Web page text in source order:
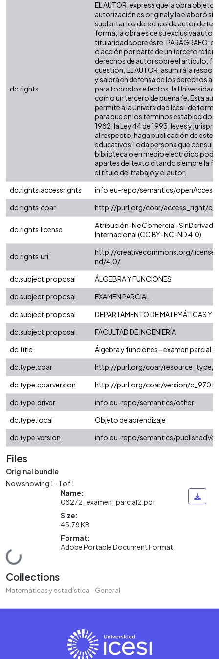
dc.rights
EL AUTOR, expresa que la obra objeto
autorización es original y la elaboró
suplantar los derechos de autor de
forma, la obra es de su exclusiva
titularidad sobre éste. PARÁGRAFO:
o acción por parte de un tercero
derechos de autor sobre el artículo,
cuestión, EL AUTOR, asumirá la
y saldrá en defensa de los derechos
para todos los efectos, la Universidad
como un tercero de buena fe. Esta
permite a la Universidad Icesi, de
para que en los términos establecidos
1982, la Ley 44 de 1993, leyes y
al respecto, haga publicación de este
educativos Toda persona que consulte
biblioteca o en medio electróico
apartes del texto citando siempre la
el título del trabajo y el autor.
dc.rights.accessrights
info:eu-repo/semantics/openAccess
dc.rights.coar
http://purl.org/coar/access_right/
dc.rights.license
Atribución-NoComercial-
Internacional (CC BY-NC-ND 4.0)
dc.rights.uri
http://creativecommons.org/
nd/4.0/
dc.subject.proposal
ÁLGEBRA Y FUNCIONES
dc.subject.proposal
EXAMEN PARCIAL
dc.subject.proposal
DEPARTAMENTO DE MATEMÁTICAS Y
dc.subject.proposal
FACULTAD DE INGENIERÍA
dc.title
Álgebra y funciones - examen parcial 2
dc.type.coar
http://purl.org/coar/resource_type/
dc.type.coarversion
http://purl.org/coar/version/
dc.type.driver
info:eu-repo/semantics/other
dc.type.local
Objeto de aprendizaje
dc.type.version
info:eu-repo/semantics/
Files
Original bundle
Now showing1 - 1 of 1
Loading...
Name:
08272_examen_parcial2.pdf
Size:
45.78 KB
Format:
Adobe Portable Document Format
Collections
Matemáticas y estadística - General